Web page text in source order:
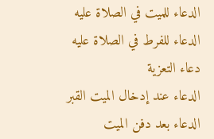
الدعاء للميت في الصلاة عليه
الدعاء للفرط في الصلاة عليه
دعاء التعزية
الدعاء عند إدخال الميت القبر
الدعاء بعد دفن الميت